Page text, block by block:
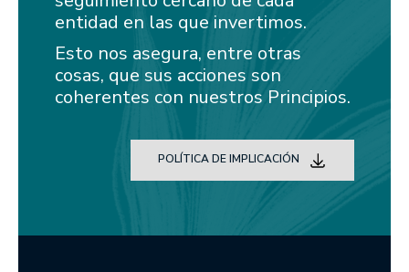
EDM Renta Fija Vencimiento 18 meses FI
RENTA MIXTA
EDM Cartera FI
FONDOS DE PENSIONES
entidad en las que invertimos.
Esto nos asegura, entre otras
cosas, que sus acciones son
coherentes con nuestros Principios.
POLÍTICA DE IMPLICACIÓN